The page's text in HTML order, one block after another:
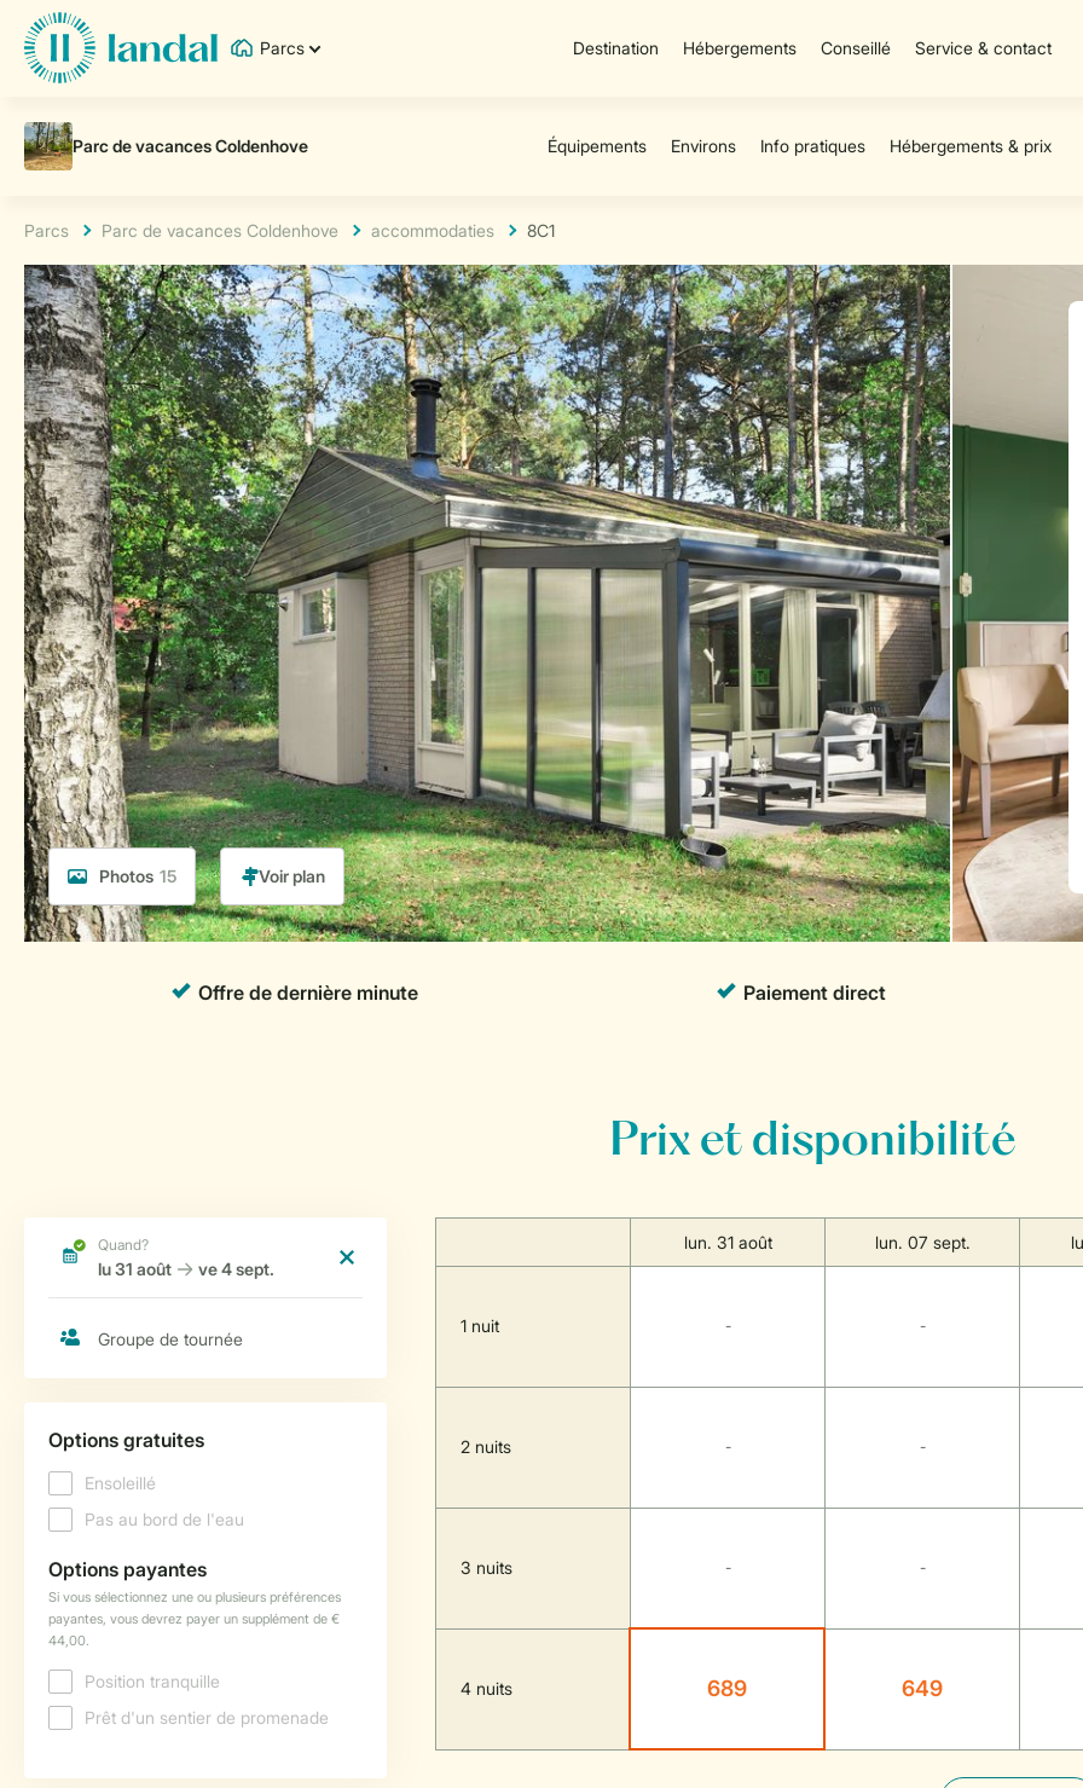
Parcs Destination Hébergements Conseillé Service & contact
Parcs Parc de vacances Coldenhove accommodaties 8C1
Photos 15
Prix et disponibilité
lun. 31 août lun. 07 sept.
1 nuit - -
2 nuits - -
3 nuits - -
4 nuits 689 649